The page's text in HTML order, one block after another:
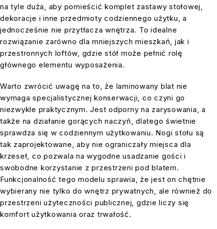
na tyle duża, aby pomieścić komplet zastawy stołowej,
dekoracje i inne przedmioty codziennego użytku, a
jednocześnie nie przytłacza wnętrza. To idealne
rozwiązanie zarówno dla mniejszych mieszkań, jak i
przestronnych loftów, gdzie stół może pełnić rolę
głównego elementu wyposażenia.
Warto zwrócić uwagę na to, że laminowany blat nie
wymaga specjalistycznej konserwacji, co czyni go
niezwykle praktycznym. Jest odporny na zarysowania, a
także na działanie gorących naczyń, dlatego świetnie
sprawdza się w codziennym użytkowaniu. Nogi stołu są
tak zaprojektowane, aby nie ograniczały miejsca dla
krzeseł, co pozwala na wygodne usadzanie gości i
swobodne korzystanie z przestrzeni pod blatem.
Funkcjonalność tego modelu sprawia, że jest on chętnie
wybierany nie tylko do wnętrz prywatnych, ale również do
przestrzeni użyteczności publicznej, gdzie liczy się
komfort użytkowania oraz trwałość.